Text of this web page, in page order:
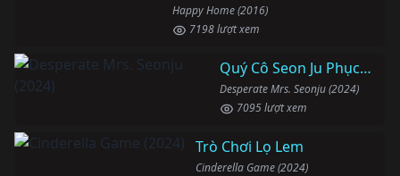
Happy Home (2016)
7198 lượt xem
Quý Cô Seon Ju Phục Thù
Desperate Mrs. Seonju (2024)
7095 lượt xem
Trò Chơi Lọ Lem
Cinderella Game (2024)